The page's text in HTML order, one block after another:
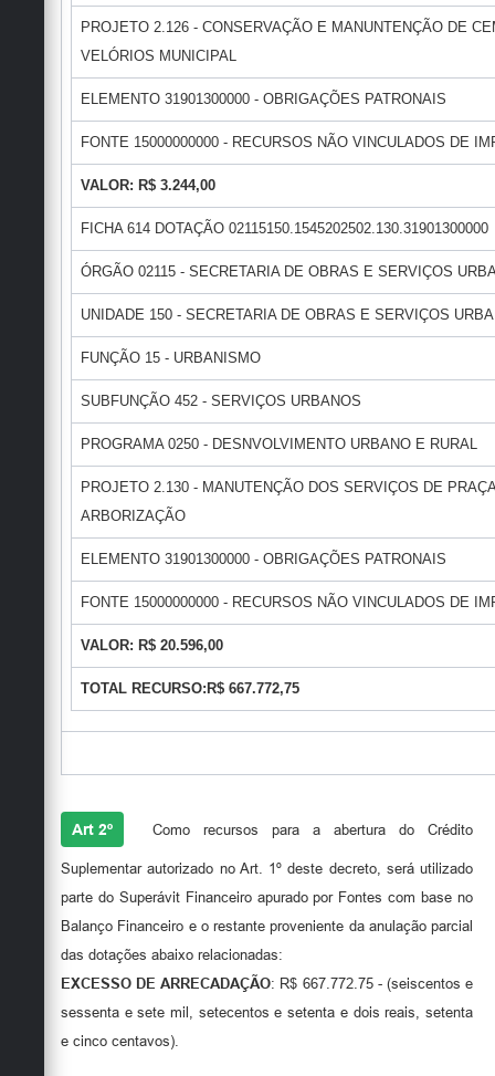
PROJETO 2.126 - CONSERVAÇÃO E MANUNTENÇÃO DE
VELÓRIOS MUNICIPAL
ELEMENTO 31901300000 - OBRIGAÇÕES PATRONAIS
FONTE 15000000000 - RECURSOS NÃO VINCULADOS DE
VALOR: R$ 3.244,00
FICHA 614 DOTAÇÃO 02115150.1545202502.130.31901300000
ÓRGÃO 02115 - SECRETARIA DE OBRAS E SERVIÇOS
UNIDADE 150 - SECRETARIA DE OBRAS E SERVIÇOS
FUNÇÃO 15 - URBANISMO
SUBFUNÇÃO 452 - SERVIÇOS URBANOS
PROGRAMA 0250 - DESNVOLVIMENTO URBANO E RURAL
PROJETO 2.130 - MANUTENÇÃO DOS SERVIÇOS DE
ARBORIZAÇÃO
ELEMENTO 31901300000 - OBRIGAÇÕES PATRONAIS
FONTE 15000000000 - RECURSOS NÃO VINCULADOS DE
VALOR: R$ 20.596,00
TOTAL RECURSO:R$ 667.772,75
Art 2º Como recursos para a abertura do Crédito
Suplementar autorizado no Art. 1º deste decreto, será utilizado
parte do Superávit Financeiro apurado por Fontes com base no
Balanço Financeiro e o restante proveniente da anulação parcial
das dotações abaixo relacionadas:
EXCESSO DE ARRECADAÇÃO: R$ 667.772.75 - (seiscentos e
sessenta e sete mil, setecentos e setenta e dois reais, setenta
e cinco centavos).